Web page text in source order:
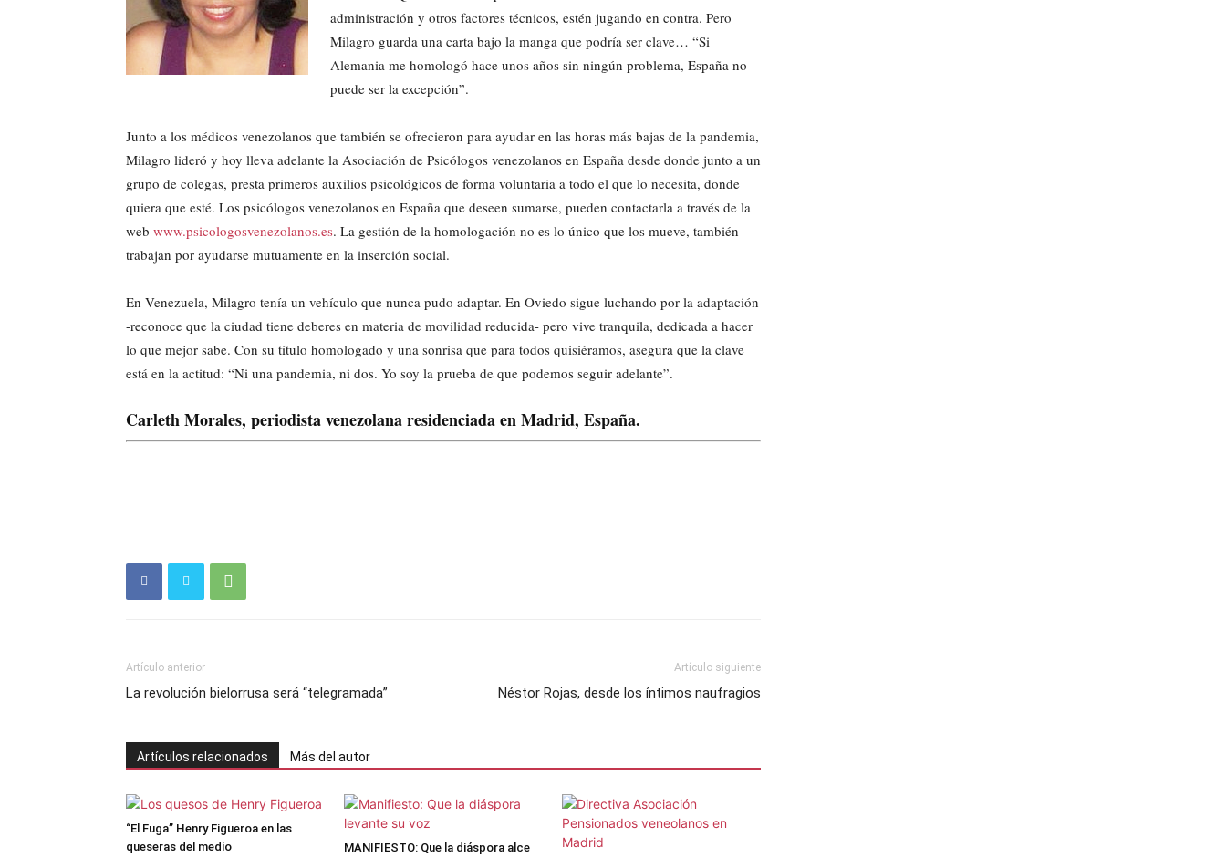
administración y otros factores técnicos, estén jugando en contra. Pero
Milagro guarda una carta bajo la manga que podría ser clave… “Si
Alemania me homologó hace unos años sin ningún problema, España no
puede ser la excepción”.
Junto a los médicos venezolanos que también se ofrecieron para ayudar en las horas más bajas de la pandemia,
Milagro lideró y hoy lleva adelante la Asociación de Psicólogos venezolanos en España desde donde junto a un
grupo de colegas, presta primeros auxilios psicológicos de forma voluntaria a todo el que lo necesita, donde
quiera que esté. Los psicólogos venezolanos en España que deseen sumarse, pueden contactarla a través de la
web www.psicologosvenezolanos.es. La gestión de la homologación no es lo único que los mueve, también
trabajan por ayudarse mutuamente en la inserción social.
En Venezuela, Milagro tenía un vehículo que nunca pudo adaptar. En Oviedo sigue luchando por la adaptación
-reconoce que la ciudad tiene deberes en materia de movilidad reducida- pero vive tranquila, dedicada a hacer
lo que mejor sabe. Con su título homologado y una sonrisa que para todos quisiéramos, asegura que la clave
está en la actitud: “Ni una pandemia, ni dos. Yo soy la prueba de que podemos seguir adelante”.
Carleth Morales, periodista venezolana residenciada en Madrid, España.
Artículo anterior
La revolución bielorrusa será “telegramada”
Artículo siguiente
Néstor Rojas, desde los íntimos naufragios
Artículos relacionados Más del autor
“El Fuga” Henry Figueroa en las
queseras del medio
MANIFIESTO: Que la diáspora alce